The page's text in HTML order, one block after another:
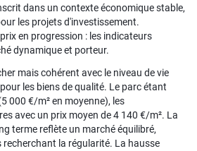
dans un contexte économique stable,
les projets d'investissement.
en progression : les indicateurs
dynamique et porteur.
mais cohérent avec le niveau de vie
les biens de qualité. Le parc étant
000 €/m² en moyenne), les
avec un prix moyen de 4 140 €/m². La
terme reflète un marché équilibré,
la régularité. La hausse